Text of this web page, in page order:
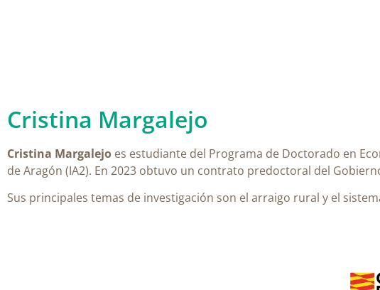
Cristina Margalejo
Cristina Margalejo es estudiante del Programa de Doctorado en
de Aragón (IA2). En 2023 obtuvo un contrato predoctoral del
Sus principales temas de investigación son el arraigo rural y el